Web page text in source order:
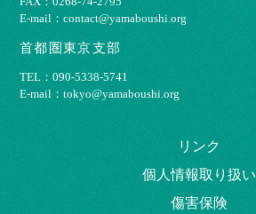
E-mail：contact@yamaboushi.org
首都圏東京支部
TEL：090-5338-5741
E-mail：tokyo@yamaboushi.org
リンク
個⼈情報取り扱い
傷害保険